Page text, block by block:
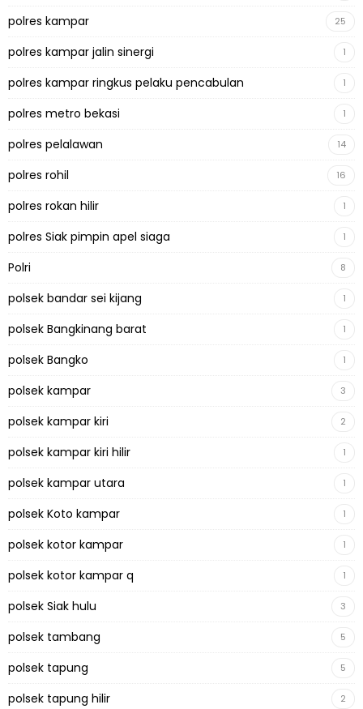
polres kampar 25
polres kampar jalin sinergi 1
polres kampar ringkus pelaku pencabulan 1
polres metro bekasi 1
polres pelalawan 14
polres rohil 16
polres rokan hilir 1
polres Siak pimpin apel siaga 1
Polri 8
polsek bandar sei kijang 1
polsek Bangkinang barat 1
polsek Bangko 1
polsek kampar 3
polsek kampar kiri 2
polsek kampar kiri hilir 1
polsek kampar utara 1
polsek Koto kampar 1
polsek kotor kampar 1
polsek kotor kampar q 1
polsek Siak hulu 3
polsek tambang 5
polsek tapung 5
polsek tapung hilir 2